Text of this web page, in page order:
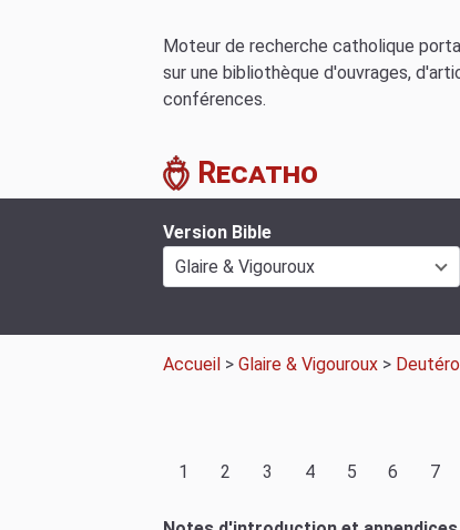
Moteur de recherche catholique
sur une bibliothèque d'ouvrages,
conférences.
Recatho
Version Bible
Glaire & Vigouroux
Accueil > Glaire & Vigouroux >
1 2 3 4 5 6 7